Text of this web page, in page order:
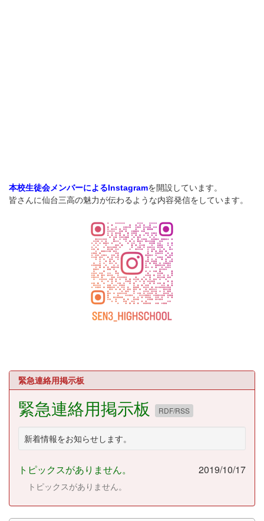
本校生徒会メンバーによるInstagramを開設しています。
皆さんに仙台三高の魅力が伝わるような内容発信をしています。
緊急連絡用掲示板
緊急連絡用掲示板 RDF/RSS
新着情報をお知らせします。
トピックスがありません。 2019/10/17
トピックスがありません。